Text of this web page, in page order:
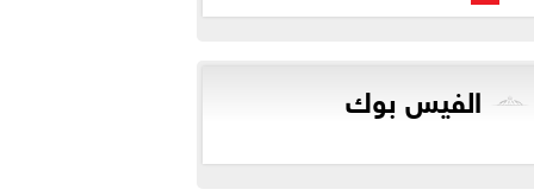
الفيس بوك